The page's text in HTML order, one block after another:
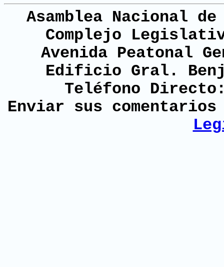
Asamblea Nacional
Complejo
Avenida Peatonal
Edificio Gral.
Teléfono
Enviar sus